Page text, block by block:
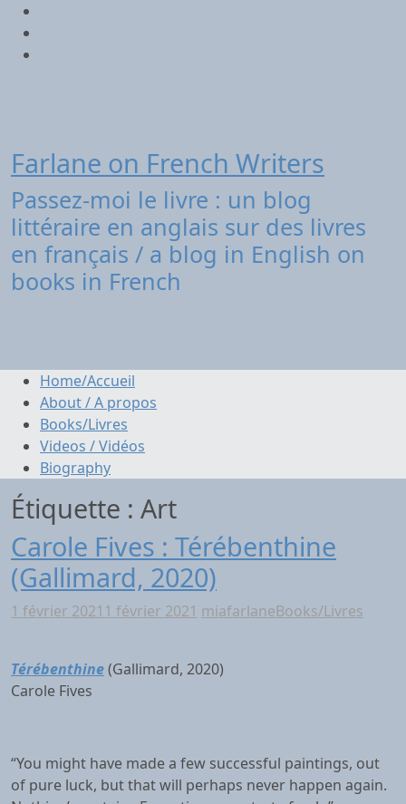
Aller
contenu
Farlane on French Writers
Passez-moi le livre : un blog
littéraire en anglais sur des livres
en français / a blog in English on
books in French
Home/Accueil
About / A propos
Books/Livres
Videos / Vidéos
Biography
Étiquette : Art
Carole Fives : Térébenthine
(Gallimard, 2020)
1 février 2021 1 février 2021 miafarlaneBooks/Livres
Térébenthine(Gallimard, 2020)
Carole Fives
“You might have made a few successful paintings, out
of pure luck, but that will perhaps never happen again.